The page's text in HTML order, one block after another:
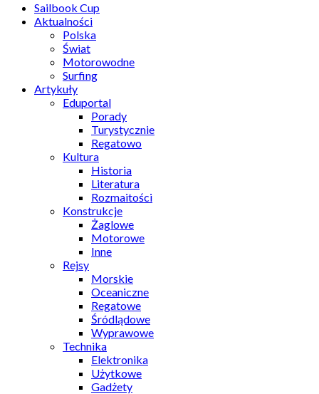
Sailbook Cup
Aktualności
Polska
Świat
Motorowodne
Surfing
Artykuły
Eduportal
Porady
Turystycznie
Regatowo
Kultura
Historia
Literatura
Rozmaitości
Konstrukcje
Żaglowe
Motorowe
Inne
Rejsy
Morskie
Oceaniczne
Regatowe
Śródlądowe
Wyprawowe
Technika
Elektronika
Użytkowe
Gadżety